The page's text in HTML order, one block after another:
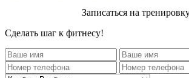
Записаться на
Сделать шаг к фитнесу!